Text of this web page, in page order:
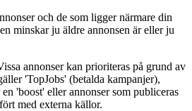
och de som ligger närmare din
minskar ju äldre annonsen är eller ju
annonser kan prioriteras på grund av
'TopJobs' (betalda kampanjer),
'boost' eller annonser som publiceras
med externa källor.